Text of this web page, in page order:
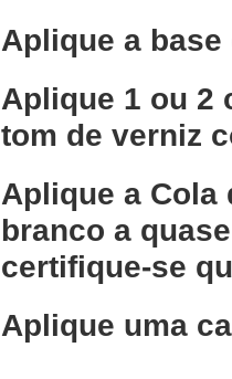
Aplique a
Aplique 1 ou 2
tom de verniz
Aplique a Cola
branco a
certifique-se
Aplique uma